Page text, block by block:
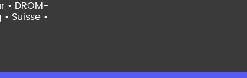
• DROM-
• Suisse •